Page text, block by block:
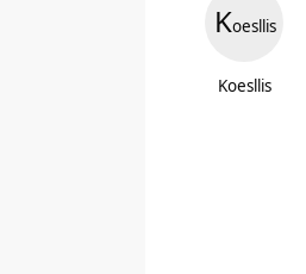
Koesllis
Koesllis